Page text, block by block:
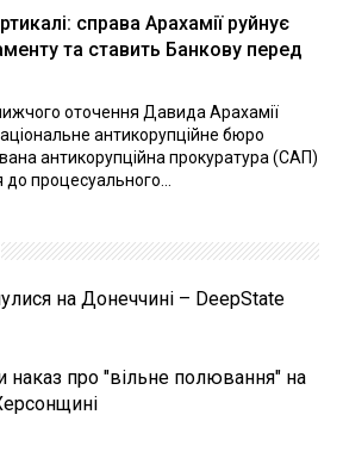
справа Арахамії руйнує
та ставить Банкову перед
оточення Давида Арахамії
антикорупційне бюро
антикорупційна прокуратура (САП)
процесуального...
на Донеччині – DeepState
наказ про "вільне полювання" на